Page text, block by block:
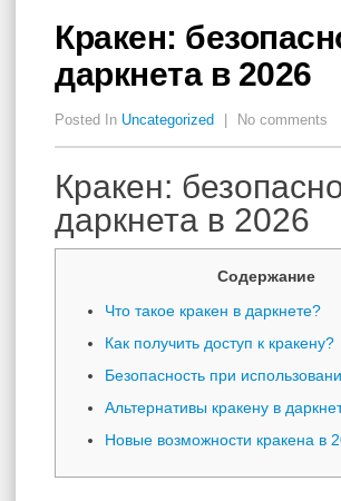
Кракен:
даркнета в 2026
Posted In Uncategorized No comments
Кракен:
даркнета в 2026
Содержание
Что такое кракен в даркнете?
Как получить доступ к кракену?
Безопасность при
Альтернативы кракену в
Новые возможности кракена в